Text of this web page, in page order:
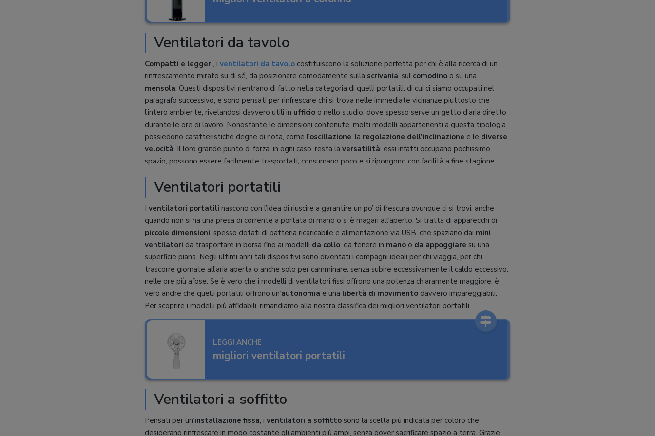
Ventilatori da tavolo
Compatti e leggeri, i ventilatori da tavolo costituiscono la soluzione perfetta per chi è alla ricerca di un
rinfrescamento mirato su di sé, da posizionare comodamente sulla scrivania, sul comodino o su una
mensola. Questi dispositivi rientrano di fatto nella categoria di quelli portatili, di cui ci siamo occupati nel
paragrafo successivo, e sono pensati per rinfrescare chi si trova nelle immediate vicinanze piuttosto che
l’intero ambiente, rivelandosi davvero utili in ufficio o nello studio, dove spesso serve un getto d’aria diretto
durante le ore di lavoro. Nonostante le dimensioni contenute, molti modelli appartenenti a questa tipologia
possiedono caratteristiche degne di nota, come l’oscillazione, la regolazione dell’inclinazione e le diverse
velocità. Il loro grande punto di forza, in ogni caso, resta la versatilità: essi infatti occupano pochissimo
spazio, possono essere facilmente trasportati, consumano poco e si ripongono con facilità a fine stagione.
Ventilatori portatili
I ventilatori portatili nascono con l’idea di riuscire a garantire un po’ di frescura ovunque ci si trovi, anche
quando non si ha una presa di corrente a portata di mano o si è magari all’aperto. Si tratta di apparecchi di
piccole dimensioni, spesso dotati di batteria ricaricabile e alimentazione via USB, che spaziano dai mini
ventilatori da trasportare in borsa fino ai modelli da collo, da tenere in mano o da appoggiare su una
superficie piana. Negli ultimi anni tali dispositivi sono diventati i compagni ideali per chi viaggia, per chi
trascorre giornate all’aria aperta o anche solo per camminare, senza subire eccessivamente il caldo eccessivo,
nelle ore più afose. Se è vero che i modelli di ventilatori fissi offrono una potenza chiaramente maggiore, è
vero anche che quelli portatili offrono un’autonomia e una libertà di movimento davvero impareggiabili.
Per scoprire i modelli più affidabili, rimandiamo alla nostra classifica dei migliori ventilatori portatili.
LEGGI ANCHE
migliori ventilatori portatili
Ventilatori a soffitto
Pensati per un’installazione fissa, i ventilatori a soffitto sono la scelta più indicata per coloro che
desiderano rinfrescare in modo costante gli ambienti più ampi, senza dover sacrificare spazio a terra. Grazie